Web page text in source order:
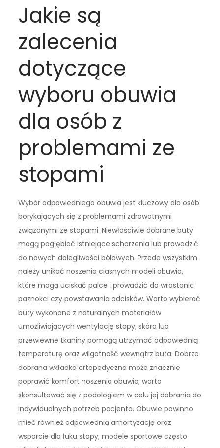
Jakie są
zalecenia
dotyczące
wyboru obuwia
dla osób z
problemami ze
stopami
Wybór odpowiedniego obuwia jest kluczowy dla osób
borykających się z problemami zdrowotnymi
związanymi ze stopami. Niewłaściwie dobrane buty
mogą pogłębiać istniejące schorzenia lub prowadzić
do nowych dolegliwości bólowych. Przede wszystkim
należy unikać noszenia ciasnych modeli obuwia,
które mogą uciskać palce i prowadzić do wrastania
paznokci czy powstawania odcisków. Warto wybierać
buty wykonane z naturalnych materiałów
umożliwiających wentylację stopy; skóra lub
przewiewne tkaniny pomogą utrzymać odpowiednią
temperaturę oraz wilgotność wewnątrz buta. Dobrze
dobrana wkładka ortopedyczna może znacznie
poprawić komfort noszenia obuwia; warto
skonsultować się z podologiem w celu jej dobrania do
indywidualnych potrzeb pacjenta. Obuwie powinno
mieć również odpowiednią amortyzację oraz
wsparcie dla łuku stopy; modele sportowe często